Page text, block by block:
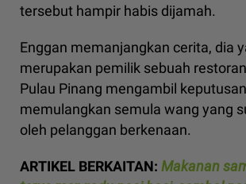
tersebut hampir habis dijamah.
Enggan memanjangkan cerita, dia
merupakan pemilik sebuah
Pulau Pinang mengambil
memulangkan semula wang yang
oleh pelanggan berkenaan.
ARTIKEL BERKAITAN: Makanan